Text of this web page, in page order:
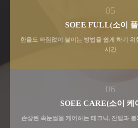
05
SOEE FULL(소이
한올도 빠짐없이 붙이는 방법을 쉽게 하기
시간
06
SOEE CARE(소이 케
손상된 속눈썹을 케어하는 테크닉, 잔털과